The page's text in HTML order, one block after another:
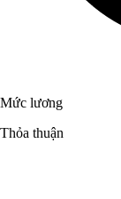
Mức lương
Thỏa thuận